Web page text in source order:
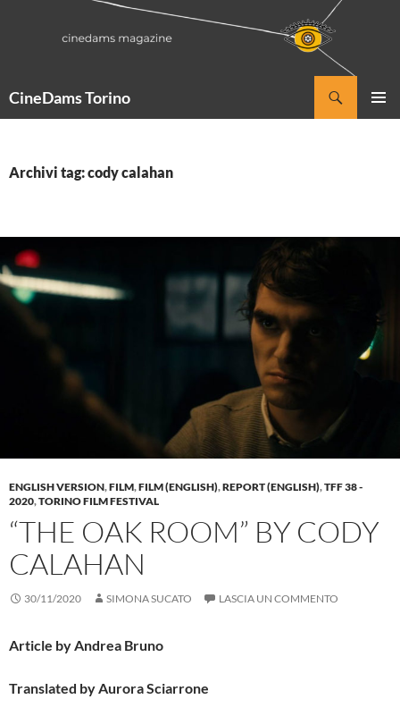
CineDams Torino
Archivi tag: cody calahan
ENGLISH VERSION,FILM,FILM (ENGLISH),REPORT (ENGLISH),TFF 38 -
2020,TORINO FILM FESTIVAL
“THE OAK ROOM” BY CODY
CALAHAN
30/11/2020 SIMONA SUCATO LASCIA UN COMMENTO
Article by Andrea Bruno
Translated by Aurora Sciarrone